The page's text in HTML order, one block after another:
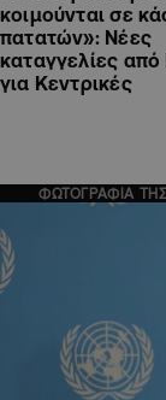
κοιμούνται σε
πατατών»: Νέες
καταγγελίες από
για Κεντρικές
ΦΩΤΟΓΡΑΦΙΑ